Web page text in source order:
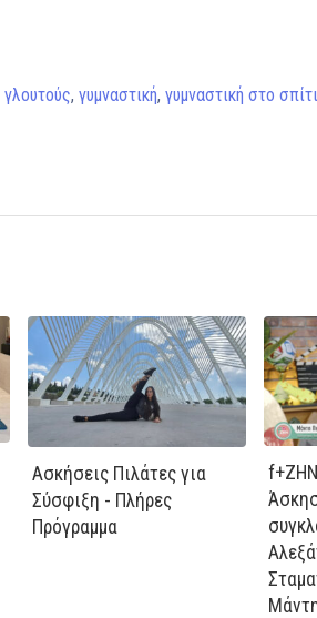
γλουτούς, γυμναστική, γυμναστική στο σπίτι
Ασκήσεις Πιλάτες για
Σύσφιξη - Πλήρες
Πρόγραμμα
f+ΖΗΝ